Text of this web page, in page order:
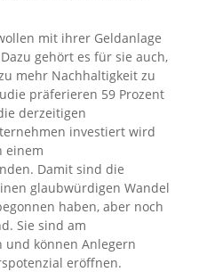
mit ihrer Geldanlage
gehört es für sie auch,
mehr Nachhaltigkeit zu
präferieren 59 Prozent
derzeitigen
investiert wird
einem
Damit sind die
glaubwürdigen Wandel
haben, aber noch
Sie sind am
können Anlegern
eröffnen.